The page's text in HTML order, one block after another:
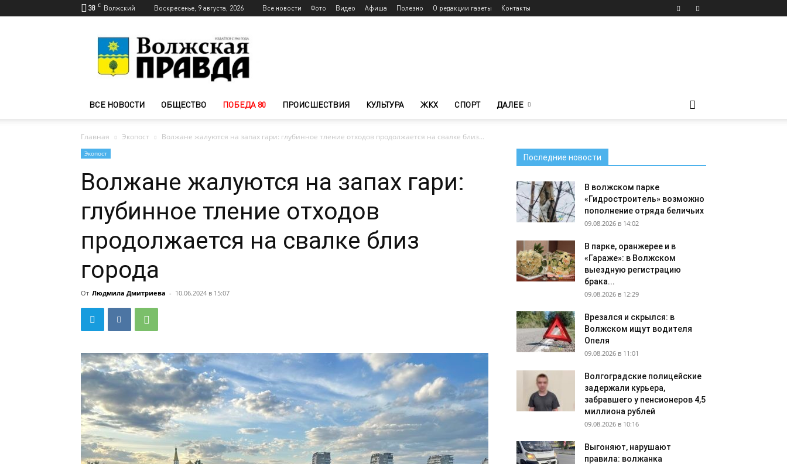
38 C Волжский Воскресенье, 9 августа, 2026 Все новости Фото Видео Афиша Полезно О редакции газеты Контакты
Волжского
—
Волжская
ВСЕ НОВОСТИ ОБЩЕСТВО ПОБЕДА 80 ПРОИСШЕСТВИЯ КУЛЬТУРА ЖКХ СПОРТ ДАЛЕЕ
Главная Экопост Волжане жалуются на запах гари: глубинное тление отходов продолжается на свалке близ...
Экопост
Волжане жалуются на запах гари:
глубинное тление отходов
продолжается на свалке близ
города
От Людмила Дмитриева - 10.06.2024 в 15:07
Последние новости
В волжском парке
«Гидростроитель» возможно
пополнение отряда беличьих
09.08.2026 в 14:02
В парке, оранжерее и в
«Гараже»: в Волжском
выездную регистрацию
брака...
09.08.2026 в 12:29
Врезался и скрылся: в
Волжском ищут водителя
Опеля
09.08.2026 в 11:01
Волгоградские полицейские
задержали курьера,
забравшего у пенсионеров 4,5
миллиона рублей
09.08.2026 в 10:16
Выгоняют, нарушают
правила: волжанка